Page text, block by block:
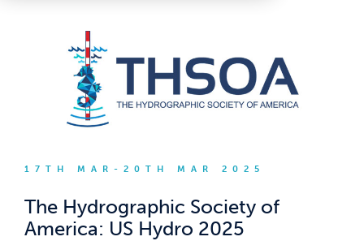
17TH MAR-20TH MAR 2025
The Hydrographic Society of
America: US Hydro 2025